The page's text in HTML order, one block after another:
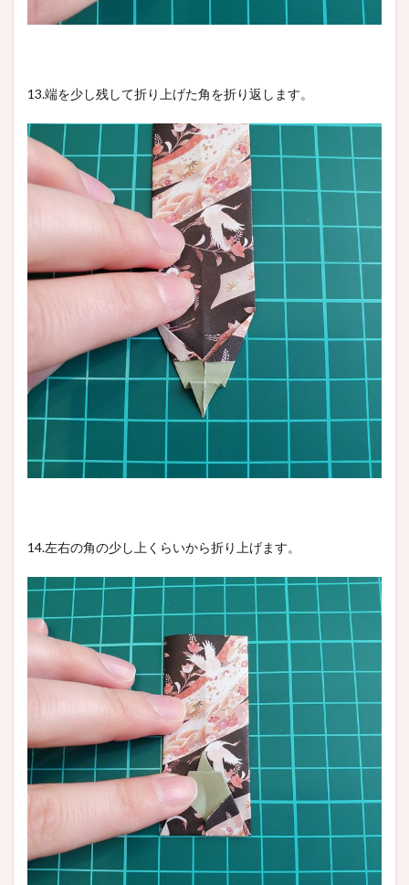
13.端を少し残して折り上げた角を折り返します。
14.左右の角の少し上くらいから折り上げます。